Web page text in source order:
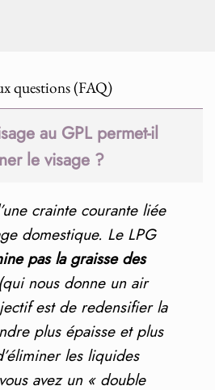
questions (FAQ)
au GPL permet-il
le visage ?
crainte courante liée
domestique. Le LPG
pas la graisse des
nous donne un air
est de redensifier la
plus épaisse et plus
les liquides
avez un « double